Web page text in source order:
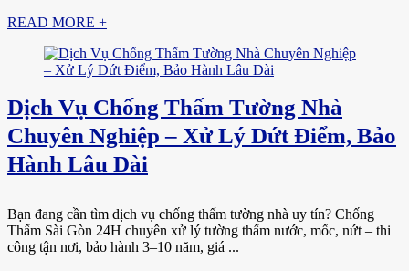
READ MORE +
Dịch Vụ Chống Thấm Tường Nhà
Chuyên Nghiệp – Xử Lý Dứt Điểm, Bảo
Hành Lâu Dài
Bạn đang cần tìm dịch vụ chống thấm tường nhà uy tín? Chống
Thấm Sài Gòn 24H chuyên xử lý tường thấm nước, mốc, nứt – thi
công tận nơi, bảo hành 3–10 năm, giá ...